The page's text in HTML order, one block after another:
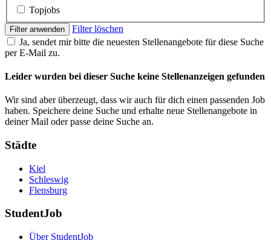
Topjobs
Filter anwenden
Filter löschen
Ja, sendet mir bitte die neuesten Stellenangebote für diese Suche
per E-Mail zu.
Leider wurden bei dieser Suche keine Stellenanzeigen gefunden
Wir sind aber überzeugt, dass wir auch für dich einen passenden Job
haben. Speichere deine Suche und erhalte neue Stellenangebote in
deiner Mail oder passe deine Suche an.
Städte
Kiel
Schleswig
Flensburg
StudentJob
Über StudentJob